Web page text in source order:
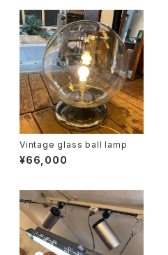
Vintage glass ball lamp
¥66,000